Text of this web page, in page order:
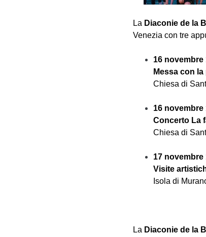
La Diaconie de la
Venezia con tre
16 novembre
Messa con
Chiesa di
16 novembre
Concerto La
Chiesa di
17 novembre
Visite
Isola di
La Diaconie de la